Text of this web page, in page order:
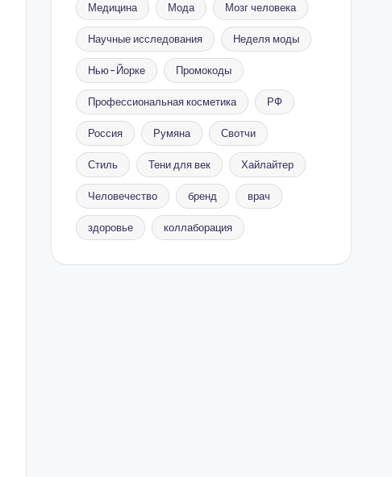
Медицина Мода Мозг человека
Научные исследования Неделя моды
Нью-Йорке Промокоды
Профессиональная косметика РФ
Россия Румяна Свотчи
Стиль Тени для век Хайлайтер
Человечество бренд врач
здоровье коллаборация